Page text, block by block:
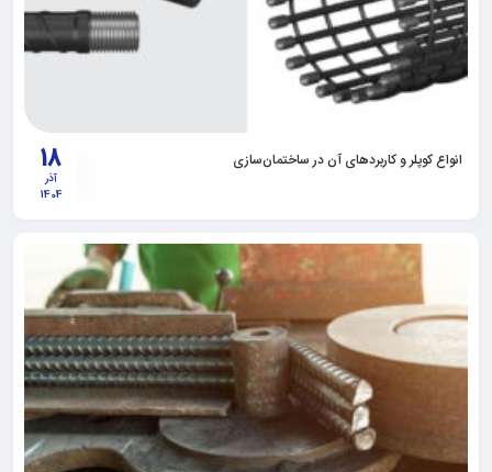
18
آذر
1404
انواع کوپلر و کاربرد‌های آن در ساختمان‌سازی